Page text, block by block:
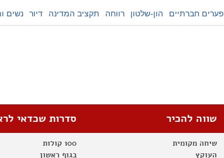
פערים חברתיים הון-שלטון רווחה תקציב המדינה דיור נשים
שווה להכיר
שיחה מקומית
העוקץ
סדרות שכדאי
100 קולות
בגוף ראשון